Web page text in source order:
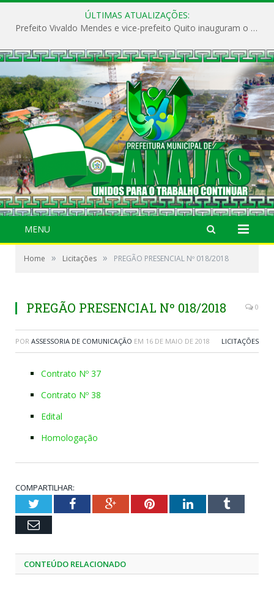
ÚLTIMAS ATUALIZAÇÕES:
Prefeito Vivaldo Mendes e vice-prefeito Quito inauguram o CAPS e fortalecem a saúde pública em Anajás.
MENU
Home » Licitações » PREGÃO PRESENCIAL Nº 018/2018
PREGÃO PRESENCIAL Nº 018/2018 0
POR ASSESSORIA DE COMUNICAÇÃO EM 16 DE MAIO DE 2018 LICITAÇÕES
Contrato Nº 37
Contrato Nº 38
Edital
Homologação
COMPARTILHAR:
TwitterFacebookGoogle+PinterestLinkedInTumblr
Email
CONTEÚDO RELACIONADO